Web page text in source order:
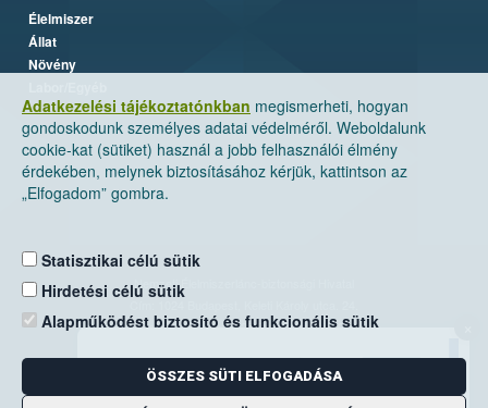
Adatkezelési tájékoztatónkban megismerheti, hogyan
gondoskodunk személyes adatai védelméről. Weboldalunk
cookie-kat (sütiket) használ a jobb felhasználói élmény
érdekében, melynek biztosításához kérjük, kattintson az
„Elfogadom” gombra.
Statisztikai célú sütik
Hirdetési célú sütik
Alapműködést biztosító és funkcionális sütik
ÖSSZES SÜTI ELFOGADÁSA
Élelmiszer
Állat
Növény
Nemzeti Élelmiszerlánc-biztonsági Hivatal
Levelezési cím: 1525 Budapest. Pf. 30.
E-mail:ugyfelszolgalat@nebih.gov.hu